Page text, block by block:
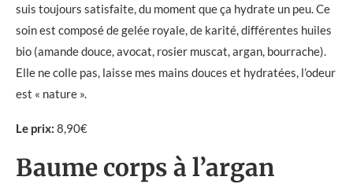
suis toujours satisfaite, du moment que ça hydrate un peu. Ce
soin est composé de gelée royale, de karité, différentes huiles
bio (amande douce, avocat, rosier muscat, argan, bourrache).
Elle ne colle pas, laisse mes mains douces et hydratées, l’odeur
est « nature ».
Le prix: 8,90€
Baume corps à l’argan